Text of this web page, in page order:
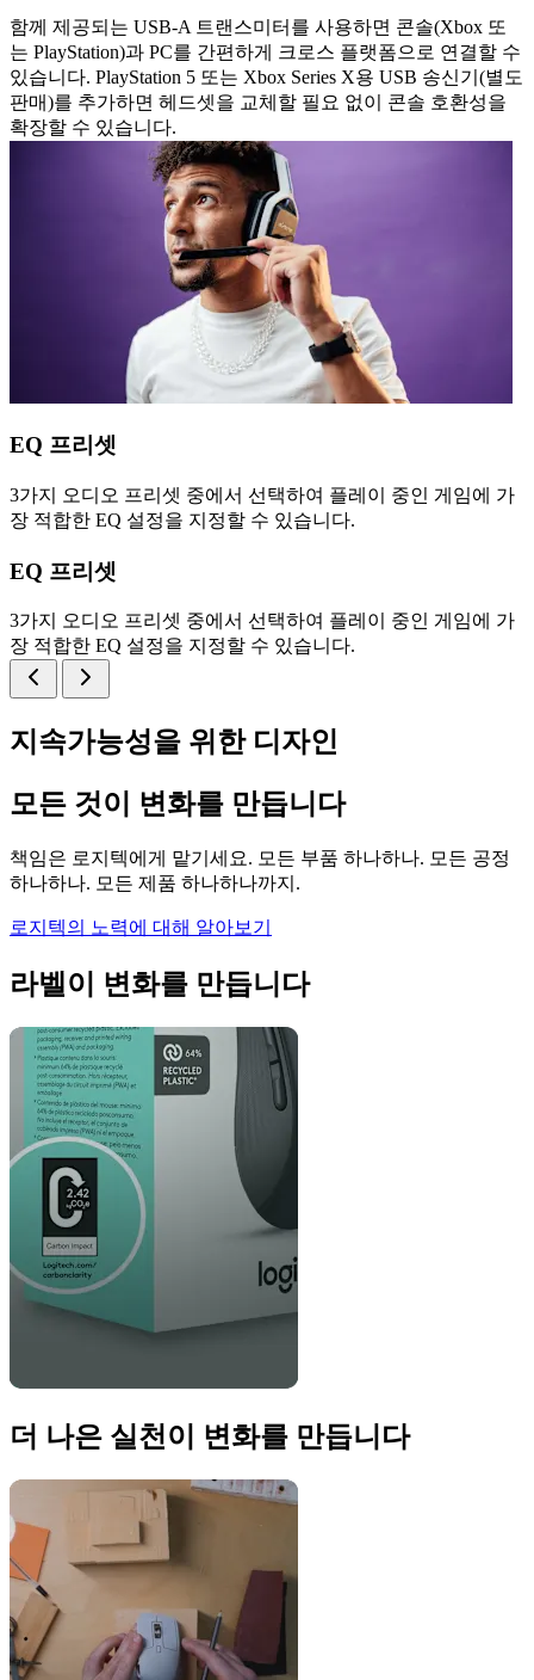
함께 제공되는 USB-A 트랜스미터를 사용하면 콘솔(Xbox 또
는 PlayStation)과 PC를 간편하게 크로스 플랫폼으로 연결할 수
있습니다. PlayStation 5 또는 Xbox Series X용 USB 송신기(별도
판매)를 추가하면 헤드셋을 교체할 필요 없이 콘솔 호환성을
확장할 수 있습니다.
EQ 프리셋
3가지 오디오 프리셋 중에서 선택하여 플레이 중인 게임에 가
장 적합한 EQ 설정을 지정할 수 있습니다.
EQ 프리셋
3가지 오디오 프리셋 중에서 선택하여 플레이 중인 게임에 가
장 적합한 EQ 설정을 지정할 수 있습니다.
지속가능성을 위한 디자인
모든 것이 변화를 만듭니다
책임은 로지텍에게 맡기세요. 모든 부품 하나하나. 모든 공정
하나하나. 모든 제품 하나하나까지.
로지텍의 노력에 대해 알아보기
라벨이 변화를 만듭니다
더 나은 실천이 변화를 만듭니다